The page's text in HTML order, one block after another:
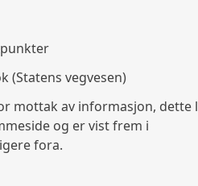
(Statens vegvesen)
mottak av informasjon, dette
og er vist frem i
fora.